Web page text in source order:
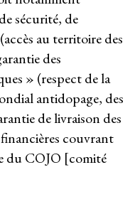
sécurité, de
au territoire des
des
» (respect de la
antidopage, des
de livraison des
couvrant
du COJO [comité